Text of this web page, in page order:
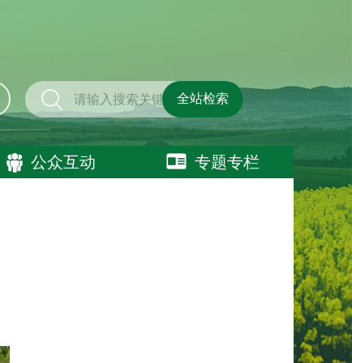
全站检索
公众互动 专题专栏